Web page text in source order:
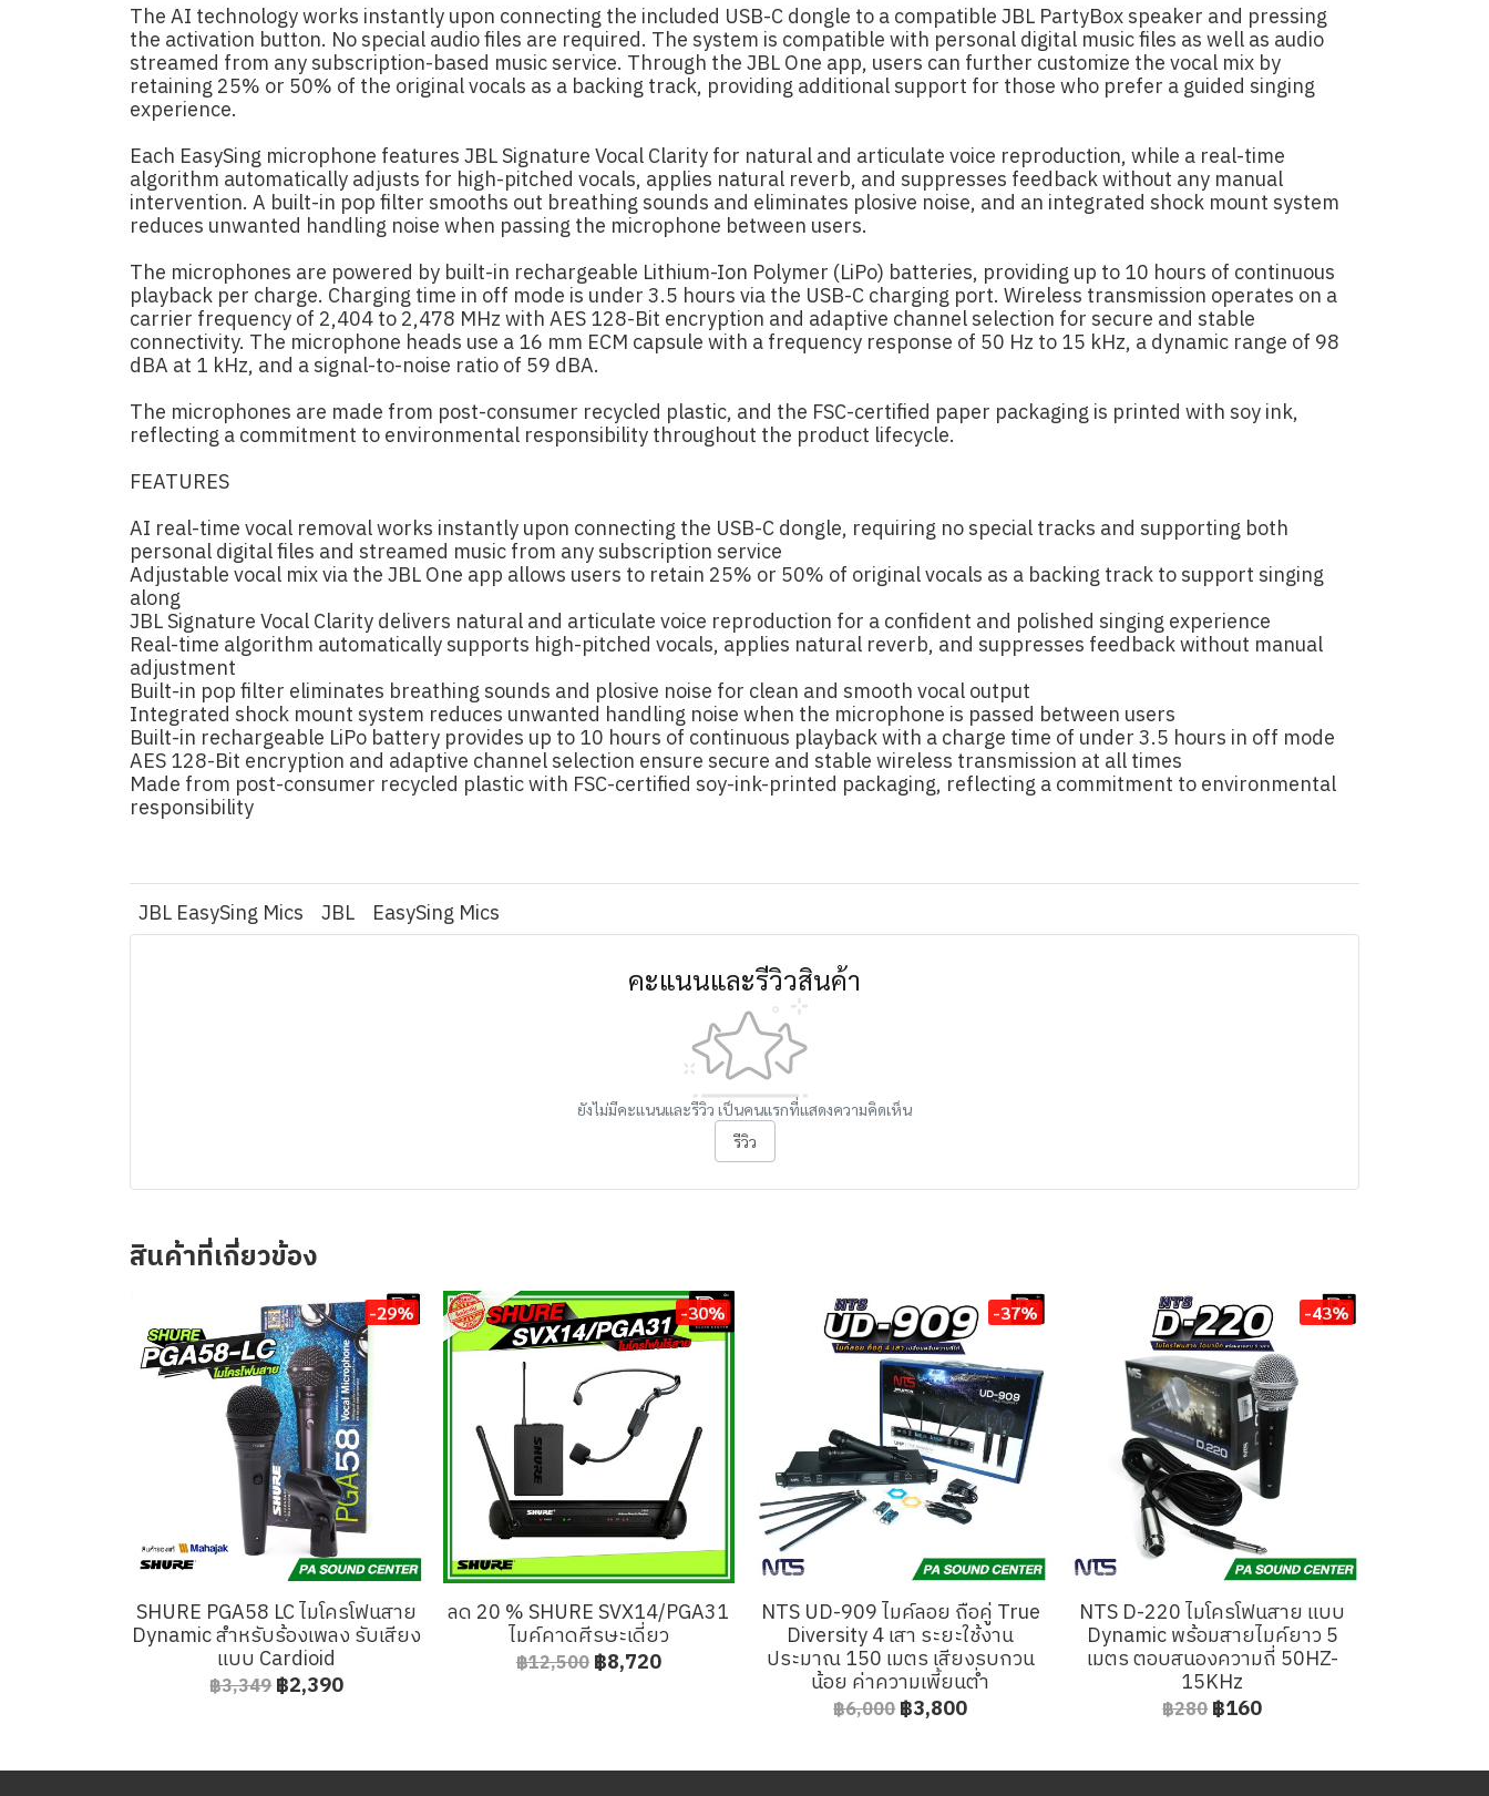
The AI technology works instantly upon connecting the included USB-C dongle to a compatible JBL PartyBox speaker and pressing
the activation button. No special audio files are required. The system is compatible with personal digital music files as well as audio
streamed from any subscription-based music service. Through the JBL One app, users can further customize the vocal mix by
retaining 25% or 50% of the original vocals as a backing track, providing additional support for those who prefer a guided singing
experience.
Each EasySing microphone features JBL Signature Vocal Clarity for natural and articulate voice reproduction, while a real-time
algorithm automatically adjusts for high-pitched vocals, applies natural reverb, and suppresses feedback without any manual
intervention. A built-in pop filter smooths out breathing sounds and eliminates plosive noise, and an integrated shock mount system
reduces unwanted handling noise when passing the microphone between users.
The microphones are powered by built-in rechargeable Lithium-Ion Polymer (LiPo) batteries, providing up to 10 hours of continuous
playback per charge. Charging time in off mode is under 3.5 hours via the USB-C charging port. Wireless transmission operates on a
carrier frequency of 2,404 to 2,478 MHz with AES 128-Bit encryption and adaptive channel selection for secure and stable
connectivity. The microphone heads use a 16 mm ECM capsule with a frequency response of 50 Hz to 15 kHz, a dynamic range of 98
dBA at 1 kHz, and a signal-to-noise ratio of 59 dBA.
The microphones are made from post-consumer recycled plastic, and the FSC-certified paper packaging is printed with soy ink,
reflecting a commitment to environmental responsibility throughout the product lifecycle.
FEATURES
AI real-time vocal removal works instantly upon connecting the USB-C dongle, requiring no special tracks and supporting both
personal digital files and streamed music from any subscription service
Adjustable vocal mix via the JBL One app allows users to retain 25% or 50% of original vocals as a backing track to support singing
along
JBL Signature Vocal Clarity delivers natural and articulate voice reproduction for a confident and polished singing experience
Real-time algorithm automatically supports high-pitched vocals, applies natural reverb, and suppresses feedback without manual
adjustment
Built-in pop filter eliminates breathing sounds and plosive noise for clean and smooth vocal output
Integrated shock mount system reduces unwanted handling noise when the microphone is passed between users
Built-in rechargeable LiPo battery provides up to 10 hours of continuous playback with a charge time of under 3.5 hours in off mode
AES 128-Bit encryption and adaptive channel selection ensure secure and stable wireless transmission at all times
Made from post-consumer recycled plastic with FSC-certified soy-ink-printed packaging, reflecting a commitment to environmental
responsibility
JBL EasySing Mics JBL EasySing Mics
คะแนนและรีวิวสินค้า
ยังไม่มีคะแนนและรีวิว เป็นคนแรกที่แสดงความคิดเห็น
รีวิว
สินค้าที่เกี่ยวข้อง
-29%
SHURE PGA58 LC ไมโครโฟนสาย
Dynamic สำหรับร้องเพลง รับเสียง
แบบ Cardioid
฿3,349฿2,390
-30%
ลด 20 % SHURE SVX14/PGA31
ไมค์คาดศีรษะเดี่ยว
฿12,500฿8,720
-37%
NTS UD-909 ไมค์ลอย ถือคู่ True
Diversity 4 เสา ระยะใช้งาน
ประมาณ 150 เมตร เสียงรบกวน
น้อย ค่าความเพี้ยนต่ำ
฿6,000฿3,800
-43%
NTS D-220 ไมโครโฟนสาย แบบ
Dynamic พร้อมสายไมค์ยาว 5
เมตร ตอบสนองความถี่ 50HZ-
15KHz
฿280฿160